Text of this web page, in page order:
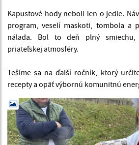
Kapustové hody neboli len o jedle.
program, veselí maskoti, tombola a
nálada. Bol to deň plný
priateľskej atmosféry.
Tešíme sa na ďalší ročník, ktorý
recepty a opäť výbornú komunitnú